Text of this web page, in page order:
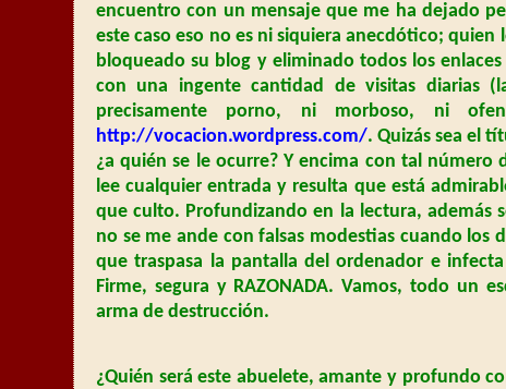
encuentro con un mensaje que me ha dejado
este caso eso no es ni siquiera anecdótico;
bloqueado su blog y eliminado todos los
con una ingente cantidad de visitas diarias
precisamente porno, ni morboso, ni
http://vocacion.wordpress.com/. Quizás sea el
¿a quién se le ocurre? Y encima con tal
lee cualquier entrada y resulta que está
que culto. Profundizando en la lectura, además
no se me ande con falsas modestias cuando los
que traspasa la pantalla del ordenador e
Firme, segura y RAZONADA. Vamos, todo un
arma de destrucción.
¿Quién será este abuelete, amante y profundo